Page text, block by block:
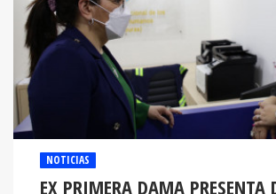
EX PRIMERA DAMA PRESENTA
POR VIOLACIÓN DE DERECHOS